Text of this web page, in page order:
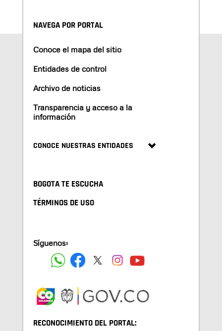
NAVEGA POR PORTAL
Conoce el mapa del sitio
Entidades de control
Archivo de noticias
Transparencia y acceso a la
información
CONOCE NUESTRAS ENTIDADES
BOGOTA TE ESCUCHA
TÉRMINOS DE USO
Síguenos:
RECONOCIMIENTO DEL PORTAL: